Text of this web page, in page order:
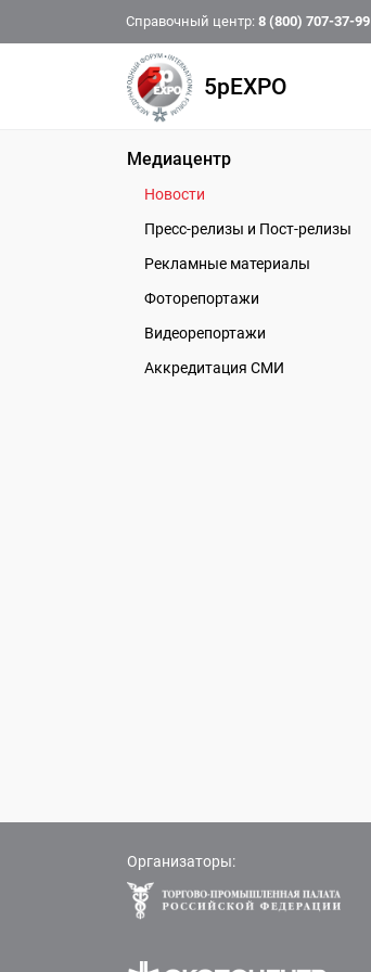
Справочный центр: 8 (800) 707-37-99
5pEXPO
Медиацентр
Новости
Пресс-релизы и Пост-релизы
Рекламные материалы
Фоторепортажи
Видеорепортажи
Аккредитация СМИ
Организаторы: